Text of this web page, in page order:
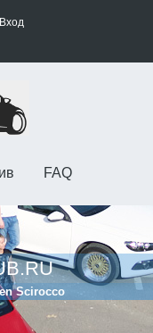
Вход
FAQ
Scirocco